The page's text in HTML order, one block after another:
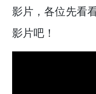
影片，各位先看
影片吧！